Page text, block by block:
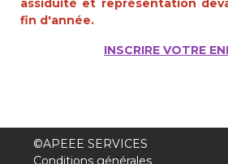
BE30 3100 2003 2711
cantine@apeee-bxl1-services.be
assiduité et représentation
fin d'année.
INSCRIRE VOTRE
©APEEE SERVICES
Conditions générales